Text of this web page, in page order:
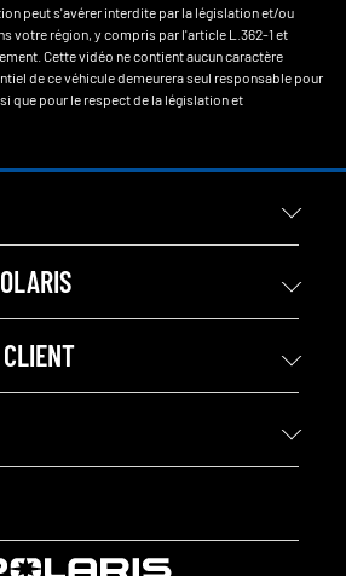
peut s'avérer interdite par la législation et/ou
votre région, y compris par l'article L.362-1 et
Cette vidéo ne contient aucun caractère
de ce véhicule demeurera seul responsable pour
que pour le respect de la législation et